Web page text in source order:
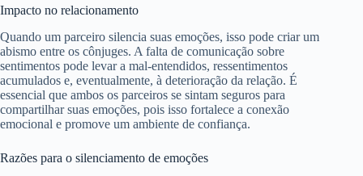
Impacto no relacionamento
Quando um parceiro silencia suas emoções, isso pode criar um
abismo entre os cônjuges. A falta de comunicação sobre
sentimentos pode levar a mal-entendidos, ressentimentos
acumulados e, eventualmente, à deterioração da relação. É
essencial que ambos os parceiros se sintam seguros para
compartilhar suas emoções, pois isso fortalece a conexão
emocional e promove um ambiente de confiança.
Razões para o silenciamento de emoções